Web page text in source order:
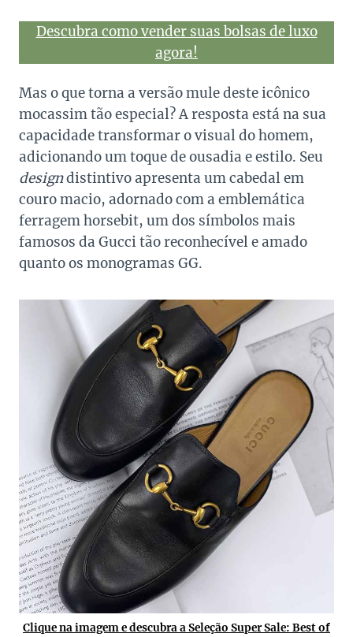
Descubra como vender suas bolsas de luxo
agora!
Mas o que torna a versão mule deste icônico
mocassim tão especial? A resposta está na sua
capacidade transformar o visual do homem,
adicionando um toque de ousadia e estilo. Seu
designdistintivo apresenta um cabedal em
couro macio, adornado com a emblemática
ferragem horsebit, um dos símbolos mais
famosos da Gucci tão reconhecível e amado
quanto os monogramas GG.
Clique na imagem e descubra a Seleção Super Sale: Best of